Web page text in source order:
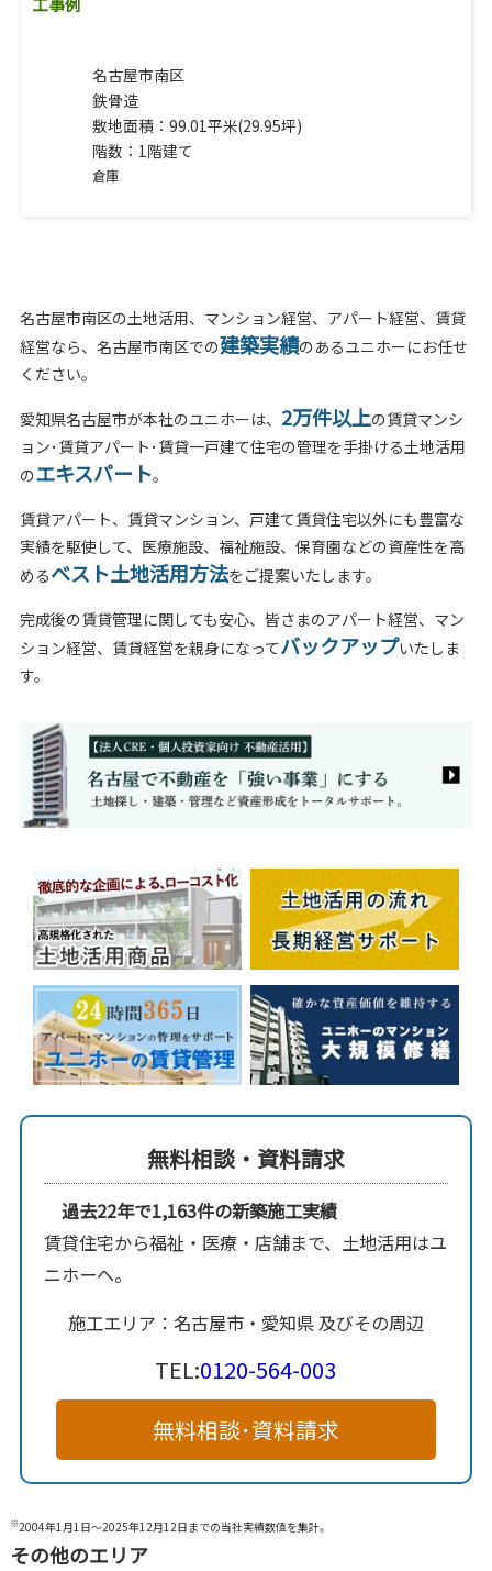
名古屋市南区
鉄骨造
敷地面積：99.01平米(29.95坪)
階数：1階建て
倉庫
名古屋市南区の土地活用、マンション経営、アパート経営、賃貸
経営なら、名古屋市南区での建築実績のあるユニホーにお任せ
ください。
愛知県名古屋市が本社のユニホーは、 2万件以上の賃貸マンシ
ョン･賃貸アパート･賃貸一戸建て住宅の管理を手掛ける土地活用
のエキスパート。
賃貸アパート、賃貸マンション、戸建て賃貸住宅以外にも豊富な
実績を駆使して、医療施設、福祉施設、保育園などの資産性を高
めるベスト土地活用方法をご提案いたします。
完成後の賃貸管理に関しても安心、皆さまのアパート経営、マン
ション経営、賃貸経営を親身になってバックアップいたしま
す。
無料相談・資料請求
過去22年で1,163件の新築施工実績
賃貸住宅から福祉・医療・店舗まで、土地活用はユ
ニホーへ。
施工エリア：名古屋市・愛知県 及びその周辺
TEL:0120-564-003
無料相談･資料請求
※2004年1月1日～2025年12月12日までの当社実績数値を集計。
その他のエリア